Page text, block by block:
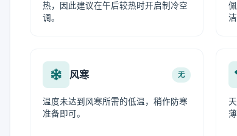
热，因此建议在午后较热时开启制冷空
调。
风寒 无
温度未达到风寒所需的低温，稍作防寒
准备即可。